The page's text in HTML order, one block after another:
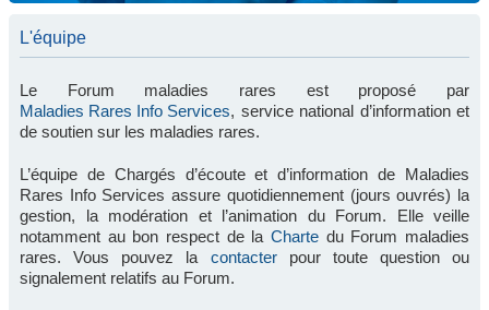
L'équipe
Le Forum maladies rares est proposé par
Maladies Rares Info Services, service national d’information et
de soutien sur les maladies rares.
L’équipe de Chargés d’écoute et d’information de Maladies
Rares Info Services assure quotidiennement (jours ouvrés) la
gestion, la modération et l’animation du Forum. Elle veille
notamment au bon respect de la Charte du Forum maladies
rares. Vous pouvez la contacterpour toute question ou
signalement relatifs au Forum.